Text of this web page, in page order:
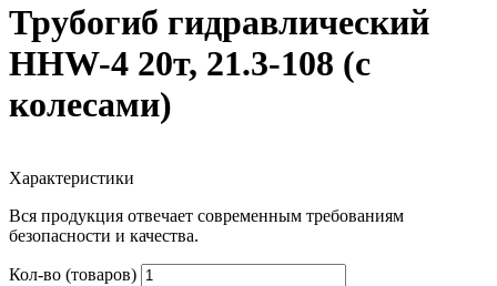
Трубогиб гидравлический
HHW-4 20т, 21.3-108 (с
колесами)
Характеристики
Вся продукция отвечает современным требованиям
безопасности и качества.
Кол-во (товаров)